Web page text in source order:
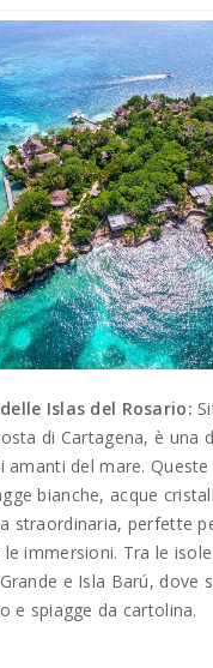
Islas del Rosario:
di Cartagena, è una
amanti del mare. Queste
bianche, acque
straordinaria, perfette
le immersioni. Tra le
e Isla Barú, dove
e spiagge da cartolina.